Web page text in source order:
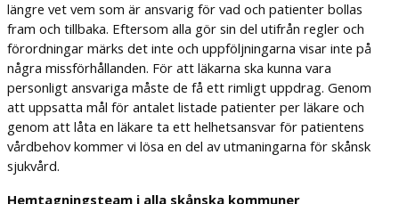
längre vet vem som är ansvarig för vad och patienter bollas
fram och tillbaka. Eftersom alla gör sin del utifrån regler och
förordningar märks det inte och uppföljningarna visar inte på
några missförhållanden. För att läkarna ska kunna vara
personligt ansvariga måste de få ett rimligt uppdrag. Genom
att uppsatta mål för antalet listade patienter per läkare och
genom att låta en läkare ta ett helhetsansvar för patientens
vårdbehov kommer vi lösa en del av utmaningarna för skånsk
sjukvård.
Hemtagningsteam i alla skånska kommuner